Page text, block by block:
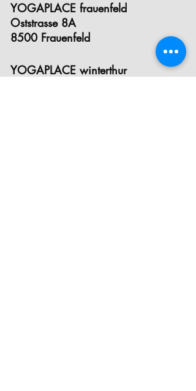
YOGAPLACE frauenfeld
Oststrasse 8A
8500 Frauenfeld
YOGAPLACE winterthur